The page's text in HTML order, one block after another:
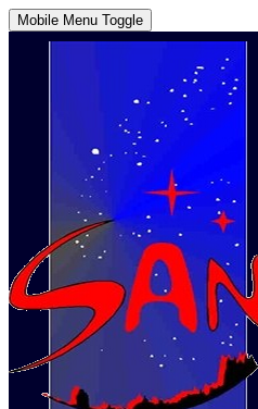
Mobile Menu Toggle